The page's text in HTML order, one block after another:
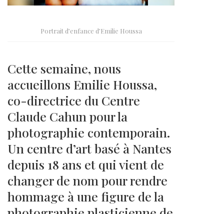
Portrait d’enfance d’Emilie Houssa
Cette semaine, nous
accueillons Emilie Houssa,
co-directrice du Centre
Claude Cahun pour la
photographie contemporain.
Un centre d’art basé à Nantes
depuis 18 ans et qui vient de
changer de nom pour rendre
hommage à une figure de la